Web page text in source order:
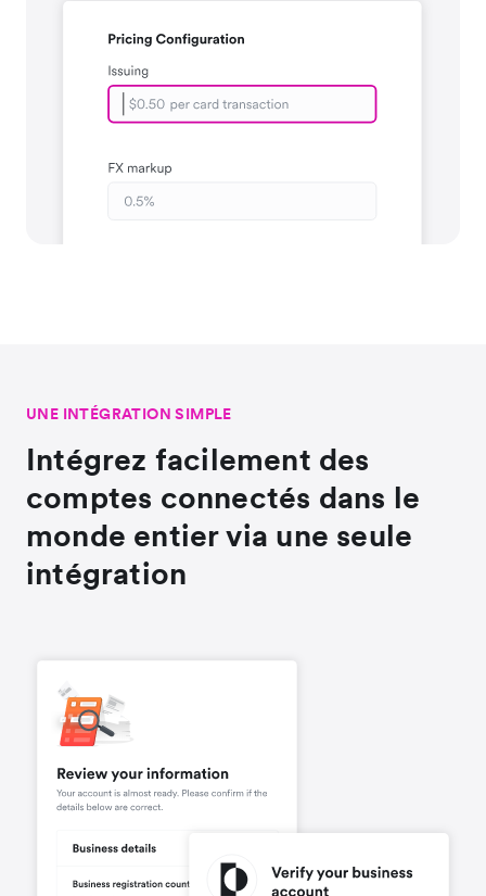
UNE INTÉGRATION SIMPLE
Intégrez facilement des
comptes connectés dans le
monde entier via une seule
intégration